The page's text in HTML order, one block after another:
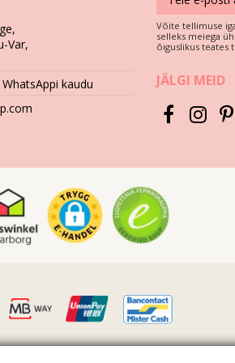
kui ühe suve, siis peavad need
servad) või puit (pinnud!) võivad
trükipiltide ja mustrite värvust. Ning kui
kahjustada värvi. Soovitame teil võtta
Var,
kaudu
Võite tellimuse
selleks meiega
õiguslikus teates
JÄLGI MEID